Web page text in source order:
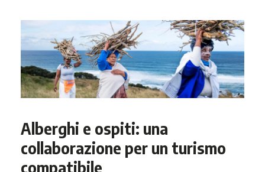
Alberghi e ospiti: una
collaborazione per un turismo
compatibile